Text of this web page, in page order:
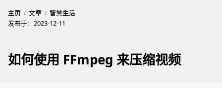
主页 文章
智慧生活
发布于： 2023-12-11
如何使用 FFmpeg 来压缩视频